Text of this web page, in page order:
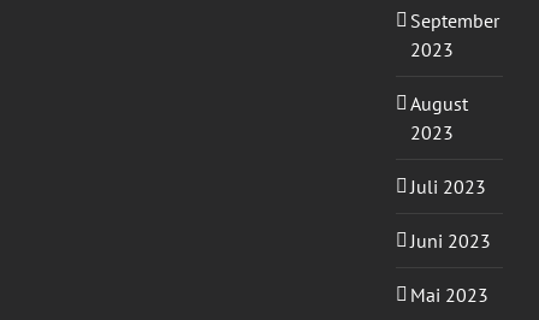
September
2023
August
2023
Juli 2023
Juni 2023
Mai 2023